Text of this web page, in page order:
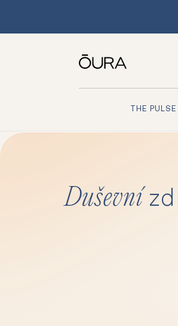
THE PULSE
Duševní